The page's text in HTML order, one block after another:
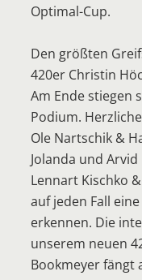
Optimal-Cup.
Den größten
420er Christin
Am Ende stiegen
Podium.
Ole Nartschik &
Jolanda und
Lennart Kischko
auf jeden Fall
erkennen. Die
unserem neuen
Bookmeyer fängt